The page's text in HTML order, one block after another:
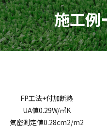
施工例
FP工法+付加断熱
UA値0.29W/㎡K
気密測定値0.28cm2/m2